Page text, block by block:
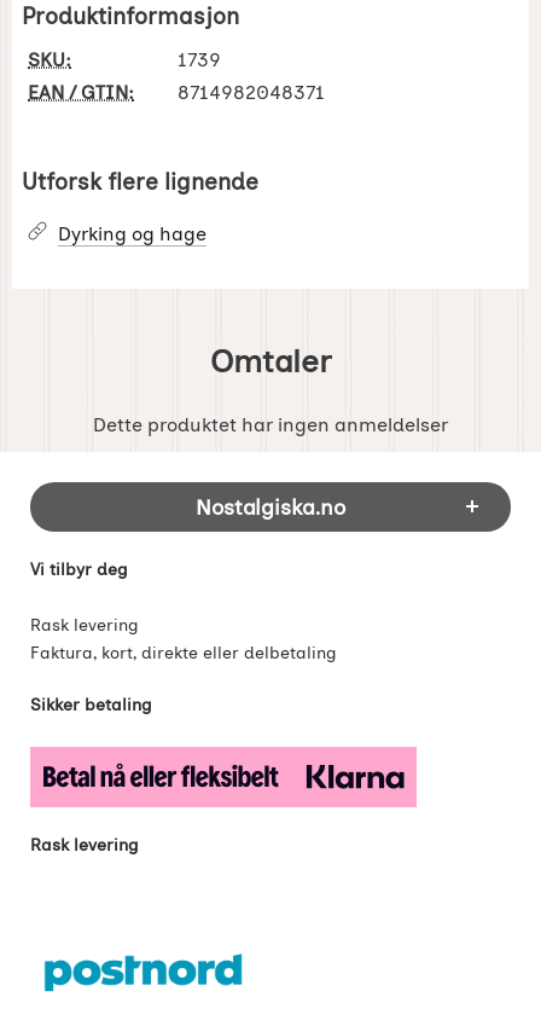
Produktinformasjon
SKU:
1739
EAN / GTIN:
8714982048371
Utforsk flere lignende
Dyrking og hage
Omtaler
Dette produktet har ingen anmeldelser
Footer-innhold Blandet informasjon og
Nostalgiska.no
Vi tilbyr deg
Rask levering
Faktura, kort, direkte eller delbetaling
Sikker betaling
Rask levering